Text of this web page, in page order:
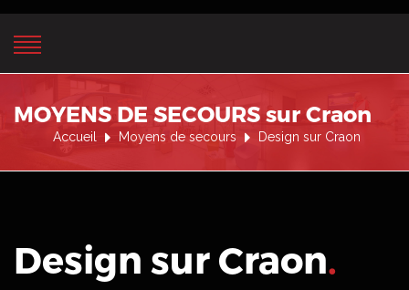
MOYENS DE SECOURS sur Craon
Accueil Moyens de secours Design sur Craon
Design sur Craon.